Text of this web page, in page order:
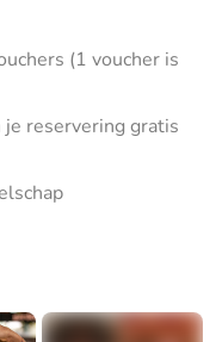
(1 voucher is
reservering gratis